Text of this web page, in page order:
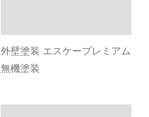
外壁塗装 エスケープレミアム
無機塗装